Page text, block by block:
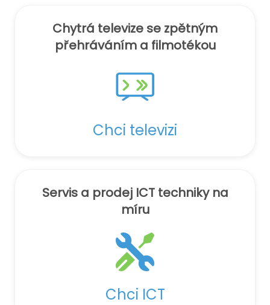
Chytrá televize se zpětným
přehráváním a filmotékou
Chci televizi
Servis a prodej ICT techniky na
míru
Chci ICT